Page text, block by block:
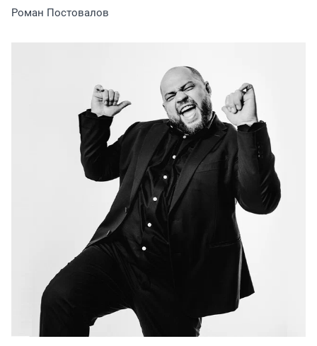
Роман Постовалов